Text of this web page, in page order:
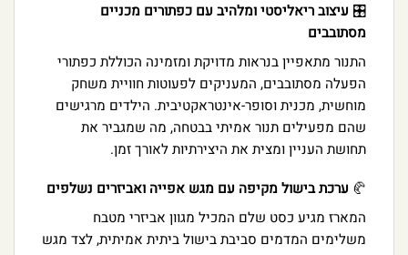
🎛️ עיצוב ריאליסטי ומלהיב עם כפתורים מכניים
מסתובבים
התנור מתאפיין בנראות מדויקת ומזמינה הכוללת כפתורי
הפעלה מסתובבים, המעניקים לפעוטות חוויית משחק
מוחשית, מכנית וסופר-אינטראקטיבית. הילדים מרגישים
שהם מפעילים תנור אמיתי בבטחה, מה שמגביר את
תחושת העניין ומצית את היצירתיות לאורך זמן.
🥐 ערכת בישול מקיפה עם מגש אפייה ואביזרים נשלפים
המארז מגיע כסט שלם המכיל מגוון אביזרי מטבח
משלימים המדמים סביבת בישול ביתית אמיתית, לצד מגש